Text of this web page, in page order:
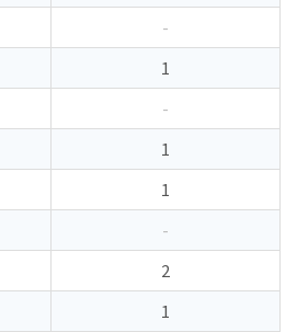
-
1
-
1
1
-
2
1